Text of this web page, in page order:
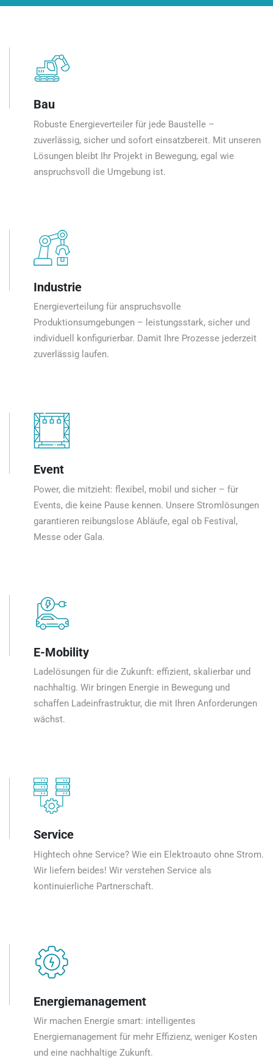
Bau
Robuste Energieverteiler für jede Baustelle –
zuverlässig, sicher und sofort einsatzbereit. Mit unseren
Lösungen bleibt Ihr Projekt in Bewegung, egal wie
anspruchsvoll die Umgebung ist.
Industrie
Energieverteilung für anspruchsvolle
Produktionsumgebungen – leistungsstark, sicher und
individuell konfigurierbar. Damit Ihre Prozesse jederzeit
zuverlässig laufen.
Event
Power, die mitzieht: flexibel, mobil und sicher – für
Events, die keine Pause kennen. Unsere Stromlösungen
garantieren reibungslose Abläufe, egal ob Festival,
Messe oder Gala.
E-Mobility
Ladelösungen für die Zukunft: effizient, skalierbar und
nachhaltig. Wir bringen Energie in Bewegung und
schaffen Ladeinfrastruktur, die mit Ihren Anforderungen
wächst.
Service
Hightech ohne Service? Wie ein Elektroauto ohne Strom.
Wir liefern beides! Wir verstehen Service als
kontinuierliche Partnerschaft.
Energiemanagement
Wir machen Energie smart: intelligentes
Energiemanagement für mehr Effizienz, weniger Kosten
und eine nachhaltige Zukunft.